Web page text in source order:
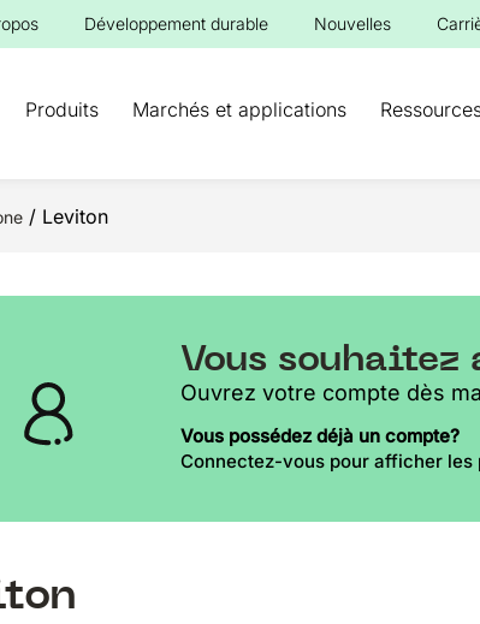
Développement durable Nouvelles
Produits Marchés et applications
:
/ Leviton
Vous souhaitez
Ouvrez votre compte dès
Vous possédez déjà un compte?
Connectez-vous pour afficher les